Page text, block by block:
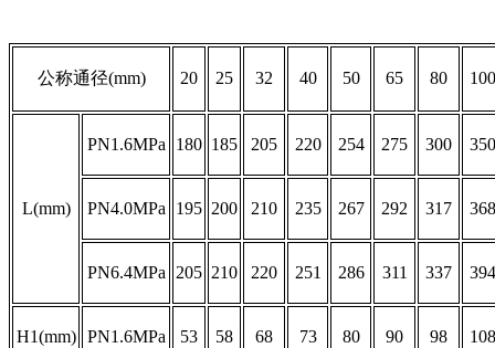
公称通径(mm) 20 25 32 40 50 65 80 100
L(mm)
PN1.6MPa 180 185 205 220 254 275 300 350
PN4.0MPa 195 200 210 235 267 292 317 368
PN6.4MPa 205 210 220 251 286 311 337 394
H1(mm) PN1.6MPa 53 58 68 73 80 90 98 108